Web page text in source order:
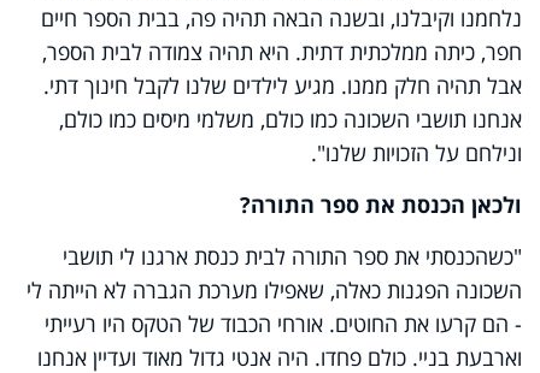
נלחמנו וקיבלנו, ובשנה הבאה תהיה פה, בבית הספר חיים
חפר, כיתה ממלכתית דתית. היא תהיה צמודה לבית הספר,
אבל תהיה חלק ממנו. מגיע לילדים שלנו לקבל חינוך דתי.
אנחנו תושבי השכונה כמו כולם, משלמי מיסים כמו כולם,
ונילחם על הזכויות שלנו".
ולכאן הכנסת את ספר התורה?
"כשהכנסתי את ספר התורה לבית כנסת ארגנו לי תושבי
השכונה הפגנות כאלה, שאפילו מערכת הגברה לא הייתה לי
- הם קרעו את החוטים. אורחי הכבוד של הטקס היו רעייתי
וארבעת בניי. כולם פחדו. היה אנטי גדול מאוד ועדיין אנחנו